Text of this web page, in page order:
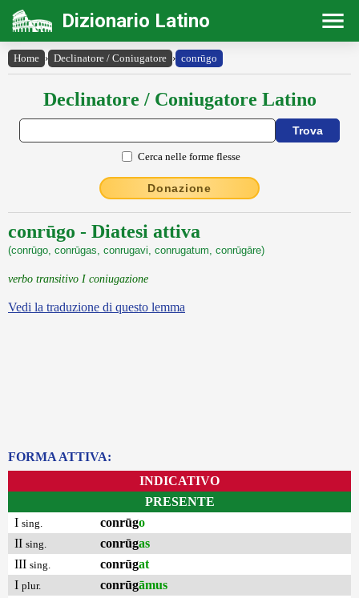
Dizionario Latino
Home › Declinatore / Coniugatore › conrūgo
Declinatore / Coniugatore Latino
Cerca nelle forme flesse
Donazione
conrūgo - Diatesi attiva
(conrūgo, conrūgas, conrugavi, conrugatum, conrūgāre)
verbo transitivo I coniugazione
Vedi la traduzione di questo lemma
FORMA ATTIVA:
INDICATIVO
PRESENTE
I sing. conrūgo
II sing. conrūgas
III sing. conrūgat
I plur. conrūgāmus